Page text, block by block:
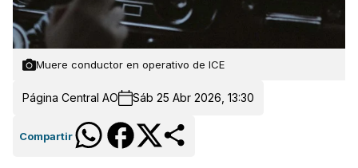
Muere conductor en operativo de ICE
Página Central AO Sáb 25 Abr 2026, 13:30
Compartir